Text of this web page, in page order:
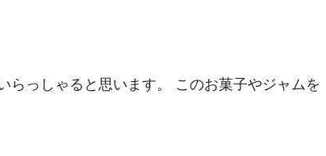
らっしゃると思います。 このお菓子やジャムを